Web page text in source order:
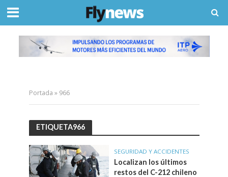
Portada » 966
ETIQUETA966
SEGURIDAD Y ACCIDENTES
Localizan los últimos
restos del C-212 chileno